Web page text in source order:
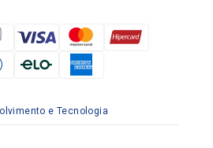
e Tecnologia